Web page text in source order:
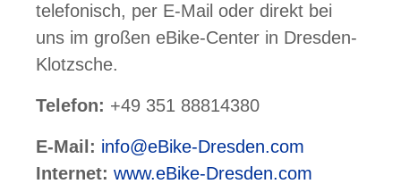
telefonisch, per E-Mail oder direkt bei
uns im großen eBike-Center in Dresden-
Klotzsche.
Telefon: +49 351 88814380
E-Mail: info@eBike-Dresden.com
Internet: www.eBike-Dresden.com